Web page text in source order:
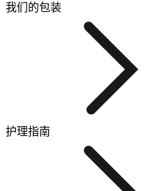
我们的包装
护理指南